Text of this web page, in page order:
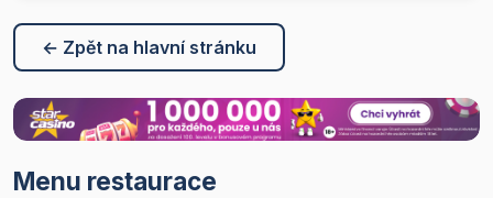
← Zpět na hlavní stránku
Menu restaurace